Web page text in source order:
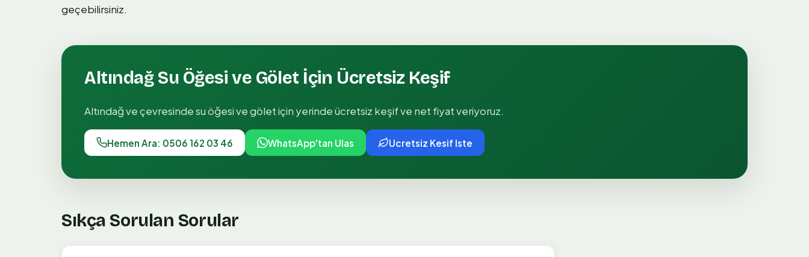
geçebilirsiniz.
Altındağ Su Öğesi ve Gölet İçin Ücretsiz Keşif
Altındağve çevresindesu öğesi ve göletiçin yerinde ücretsiz keşif ve net fiyat veriyoruz.
Hemen Ara: 0506 162 03 46 WhatsApp'tan Ulas Ucretsiz Kesif Iste
Sıkça Sorulan Sorular